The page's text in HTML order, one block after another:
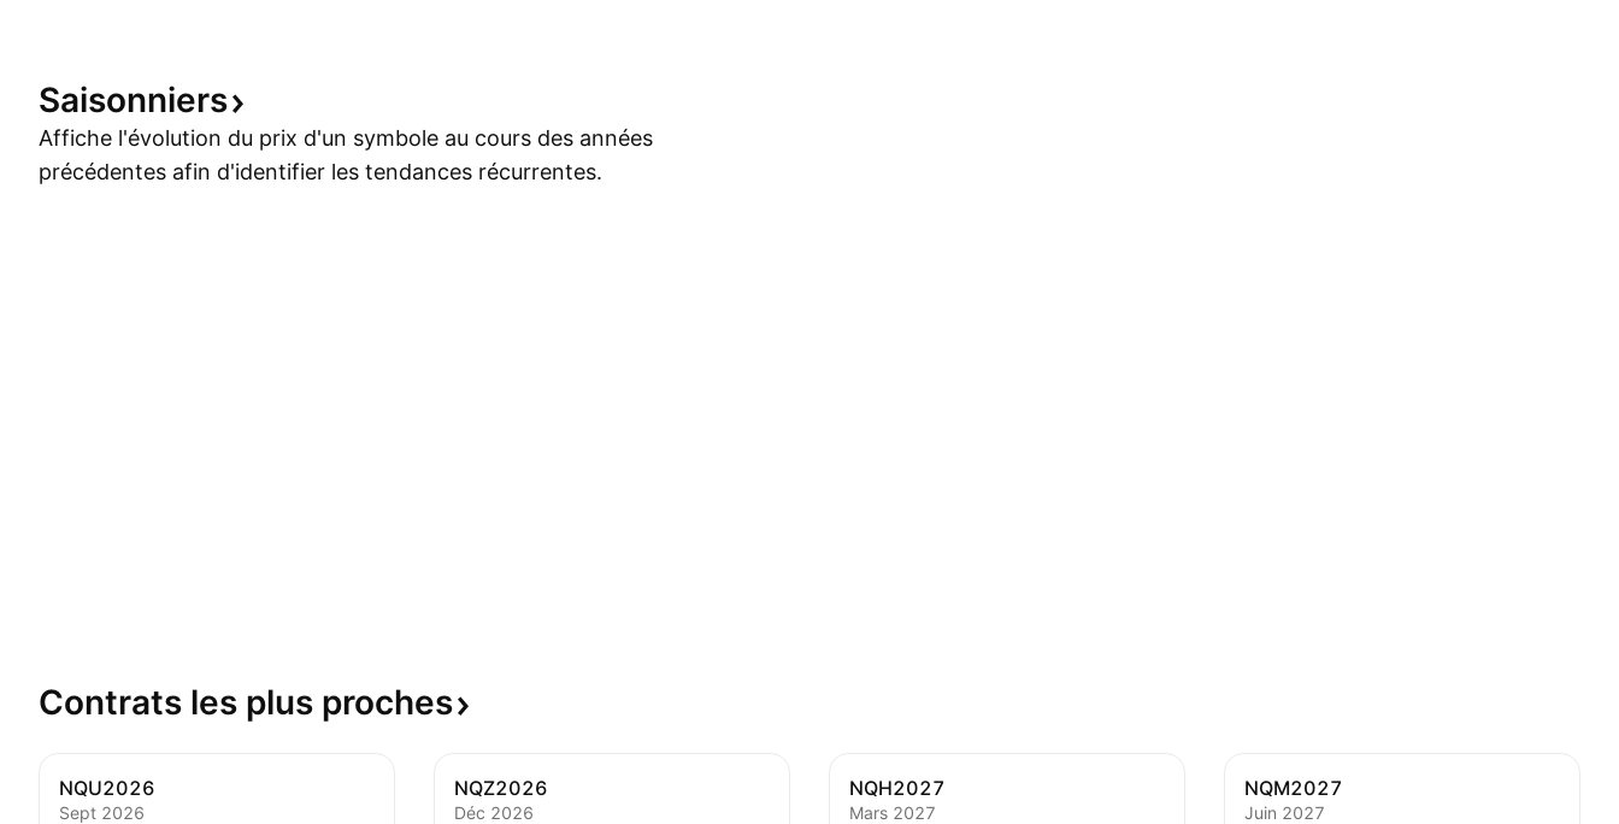
Saisonniers
Affiche l'évolution du prix d'un symbole au cours des années
précédentes afin d'identifier les tendances récurrentes.
Contrats les plus proches
NQU2026
Sept 2026
NQZ2026
Déc 2026
NQH2027
Mars 2027
NQM2027
Juin 2027